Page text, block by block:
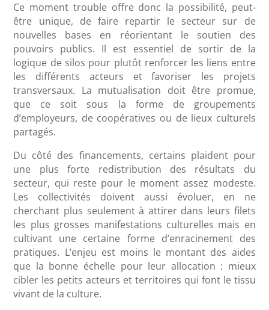
Ce moment trouble offre donc la possibilité, peut-
être unique, de faire repartir le secteur sur de
nouvelles bases en réorientant le soutien des
pouvoirs publics. Il est essentiel de sortir de la
logique de silos pour plutôt renforcer les liens entre
les différents acteurs et favoriser les projets
transversaux. La mutualisation doit être promue,
que ce soit sous la forme de groupements
d’employeurs, de coopératives ou de lieux culturels
partagés.
Du côté des financements, certains plaident pour
une plus forte redistribution des résultats du
secteur, qui reste pour le moment assez modeste.
Les collectivités doivent aussi évoluer, en ne
cherchant plus seulement à attirer dans leurs filets
les plus grosses manifestations culturelles mais en
cultivant une certaine forme d’enracinement des
pratiques. L’enjeu est moins le montant des aides
que la bonne échelle pour leur allocation : mieux
cibler les petits acteurs et territoires qui font le tissu
vivant de la culture.